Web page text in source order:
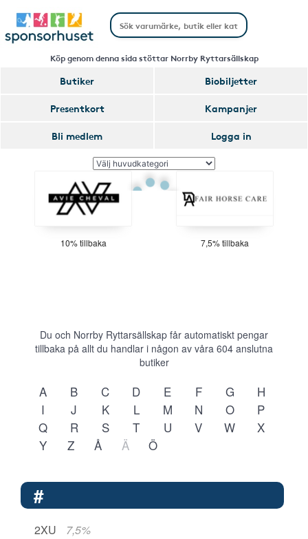
Köp genom denna sida stöttar Norrby Ryttarsällskap
Butiker
Biobiljetter
Presentkort
Kampanjer
Bli medlem
Logga in
10% tillbaka 7,5% tillbaka
Du och Norrby Ryttarsällskap får automatiskt pengar
tillbaka på allt du handlar i någon av våra 604 anslutna
butiker
A B C D E F G
H
I
J K L M N O
P
Q
R S T U V W
X
Y
Z Å Ä Ö
#
2XU 7,5%